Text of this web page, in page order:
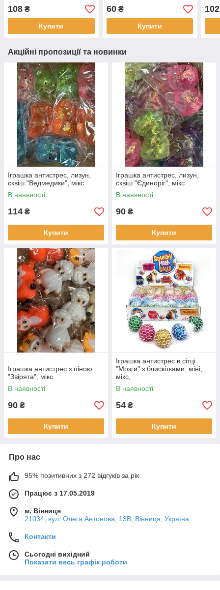
Ваги" 56243
108 ₴
Купити
очі, Игрушка антистресс
"Монстры"
60₴
Купити
102
Акційні пропозиції та новинки
Іграшка антистрес, лизун,
сквіш "Ведмедики", мікс
В наявності
114 ₴
Купити
Іграшка антистрес, лизун,
сквіш "Єдиноріг", мікс
В наявності
90 ₴
Купити
Іграшка антистрес з піною
"Звірята", мікс
В наявності
90 ₴
Купити
Іграшка антистрес в сітці
"Мозги" з блискітками, міні,
мікс,
В наявності
54 ₴
Купити
Про нас
95% позитивних з 272 відгуків за рік
Працює з 17.05.2019
м. Вінниця
21034, вул. Олега Антонова, 13В, Вінниця, Україна
Контакти
Сьогодні вихідний
Показати весь графік роботи